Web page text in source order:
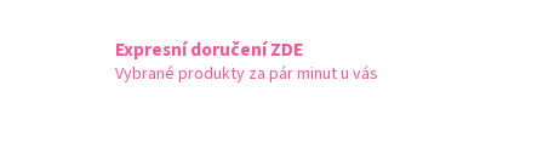
Expresní doručení ZDE
Vybrané produkty za pár minut u vás